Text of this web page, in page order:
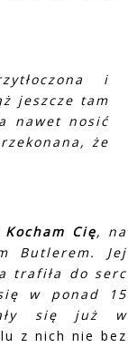
i
jeszcze tam
nawet nosić
że
Kocham Cię, na
Butlerem. Jej
trafiła do serc
w ponad 15
się już w
z nich nie bez